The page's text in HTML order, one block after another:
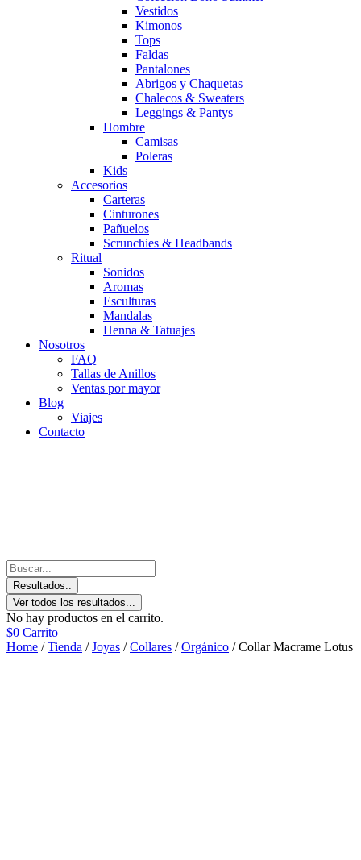
Vestidos
Kimonos
Tops
Faldas
Pantalones
Abrigos y Chaquetas
Chalecos & Sweaters
Leggings & Pantys
Hombre
Camisas
Poleras
Kids
Accesorios
Carteras
Cinturones
Pañuelos
Scrunchies & Headbands
Ritual
Sonidos
Aromas
Esculturas
Mandalas
Henna & Tatuajes
Nosotros
FAQ
Tallas de Anillos
Ventas por mayor
Blog
Viajes
Contacto
Resultados..
Ver todos los resultados...
No hay productos en el carrito.
$0 Carrito
Home /Tienda /Joyas /Collares /Orgánico / Collar Macrame Lotus